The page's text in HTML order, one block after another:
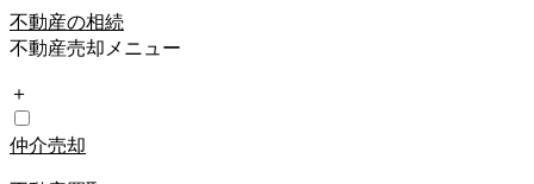
不動産の相続
不動産売却メニュー
＋
仲介売却